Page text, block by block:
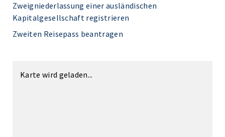
Zweigniederlassung einer ausländischen
Kapitalgesellschaft registrieren
Zweiten Reisepass beantragen
Karte wird geladen...